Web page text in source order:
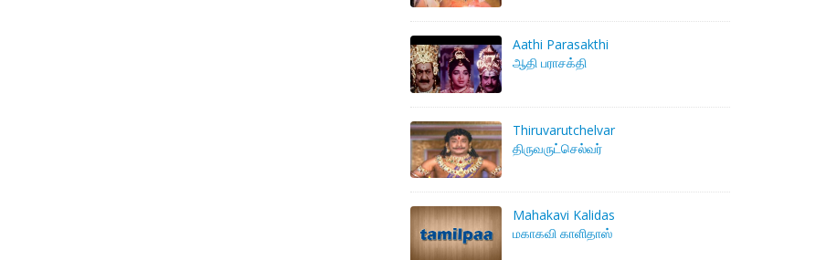
Aathi Parasakthi
ஆதி பராசக்தி
Thiruvarutchelvar
திருவருட்செல்வர்
Mahakavi Kalidas
மகாகவி காளிதாஸ்